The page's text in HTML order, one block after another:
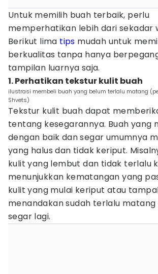
Untuk memilih buah terbaik, perlu
memperhatikan lebih dari sekadar
Berikut lima tips mudah untuk
berkualitas tanpa hanya
tampilan luarnya saja.
1. Perhatikan tekstur kulit buah
ilustrasi membeli buah yang belum terlalu matang
Shvets)
Tekstur kulit buah dapat
tentang kesegarannya. Buah yang
dengan baik dan segar umumnya
yang halus dan tidak keriput.
kulit yang lembut dan tidak terlalu
menunjukkan kematangan yang
kulit yang mulai keriput atau
menandakan sudah terlalu
segar lagi.